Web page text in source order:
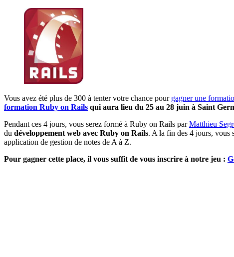
Vous avez été plus de 300 à tenter votre chance pour gagner une
formation Ruby on Rails qui aura lieu du 25 au 28 juin à Saint
Pendant ces 4 jours, vous serez formé à Ruby on Rails parMatthieu
du développement web avec Ruby on Rails. A la fin des 4 jours, vous
application de gestion de notes de A à Z.
Pour gagner cette place, il vous suffit de vous inscrire à notre jeu :